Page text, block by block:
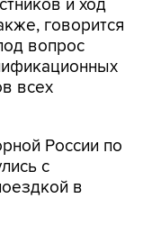
и ход
говорится
вопрос
всех
России по
с
в